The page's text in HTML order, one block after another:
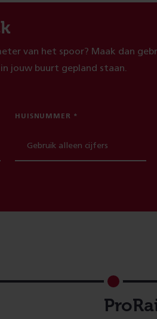
van het spoor? Maak dan
jouw buurt gepland staan.
HUISNUMMER